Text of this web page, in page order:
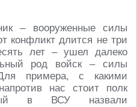
– вооруженные силы
конфликт длится не три
лет – ушел далеко
род войск – силы
примера, с какими
нас стоит полк
в ВСУ назвали